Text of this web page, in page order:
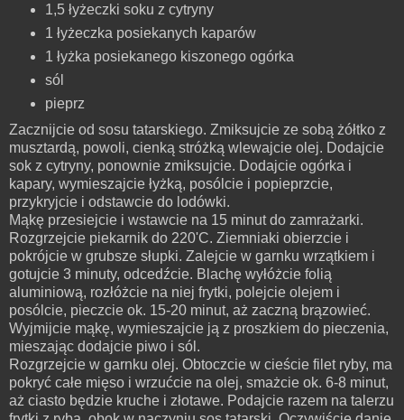
1,5 łyżeczki soku z cytryny
1 łyżeczka posiekanych kaparów
1 łyżka posiekanego kiszonego ogórka
sól
pieprz
Zacznijcie od sosu tatarskiego. Zmiksujcie ze sobą żółtko z
musztardą, powoli, cienką stróżką wlewajcie olej. Dodajcie
sok z cytryny, ponownie zmiksujcie. Dodajcie ogórka i
kapary, wymieszajcie łyżką, posólcie i popieprzcie,
przykryjcie i odstawcie do lodówki.
Mąkę przesiejcie i wstawcie na 15 minut do zamrażarki.
Rozgrzejcie piekarnik do 220'C. Ziemniaki obierzcie i
pokrójcie w grubsze słupki. Zalejcie w garnku wrzątkiem i
gotujcie 3 minuty, odcedźcie. Blachę wyłóżcie folią
aluminiową, rozłóżcie na niej frytki, polejcie olejem i
posólcie, pieczcie ok. 15-20 minut, aż zaczną brązowieć.
Wyjmijcie mąkę, wymieszajcie ją z proszkiem do pieczenia,
mieszając dodajcie piwo i sól.
Rozgrzejcie w garnku olej. Obtoczcie w cieście filet ryby, ma
pokryć całe mięso i wrzućcie na olej, smażcie ok. 6-8 minut,
aż ciasto będzie kruche i złotawe. Podajcie razem na talerzu